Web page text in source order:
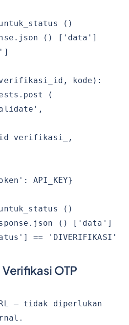
()
() ['data']
kode):
(
verifikasi_,
API_KEY}
()
() ['data']
== 'DIVERIFIKASI'
OTP
— tidak diperlukan